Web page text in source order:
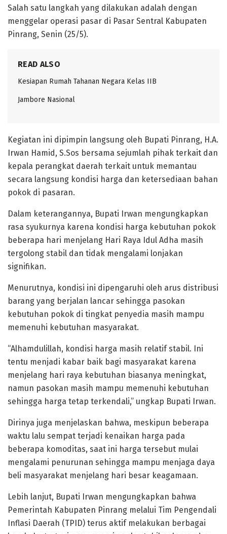
Salah satu langkah yang dilakukan adalah dengan
menggelar operasi pasar di Pasar Sentral Kabupaten
Pinrang, Senin (25/5).
READ ALSO
Kesiapan Rumah Tahanan Negara Kelas IIB
Jambore Nasional
Kegiatan ini dipimpin langsung oleh Bupati Pinrang, H.A.
Irwan Hamid, S.Sos bersama sejumlah pihak terkait dan
kepala perangkat daerah terkait untuk memantau
secara langsung kondisi harga dan ketersediaan bahan
pokok di pasaran.
Dalam keterangannya, Bupati Irwan mengungkapkan
rasa syukurnya karena kondisi harga kebutuhan pokok
beberapa hari menjelang Hari Raya Idul Adha masih
tergolong stabil dan tidak mengalami lonjakan
signifikan.
Menurutnya, kondisi ini dipengaruhi oleh arus distribusi
barang yang berjalan lancar sehingga pasokan
kebutuhan pokok di tingkat penyedia masih mampu
memenuhi kebutuhan masyarakat.
“Alhamdulillah, kondisi harga masih relatif stabil. Ini
tentu menjadi kabar baik bagi masyarakat karena
menjelang hari raya kebutuhan biasanya meningkat,
namun pasokan masih mampu memenuhi kebutuhan
sehingga harga tetap terkendali,” ungkap Bupati Irwan.
Dirinya juga menjelaskan bahwa, meskipun beberapa
waktu lalu sempat terjadi kenaikan harga pada
beberapa komoditas, saat ini harga tersebut mulai
mengalami penurunan sehingga mampu menjaga daya
beli masyarakat menjelang hari besar keagamaan.
Lebih lanjut, Bupati Irwan mengungkapkan bahwa
Pemerintah Kabupaten Pinrang melalui Tim Pengendali
Inflasi Daerah (TPID) terus aktif melakukan berbagai